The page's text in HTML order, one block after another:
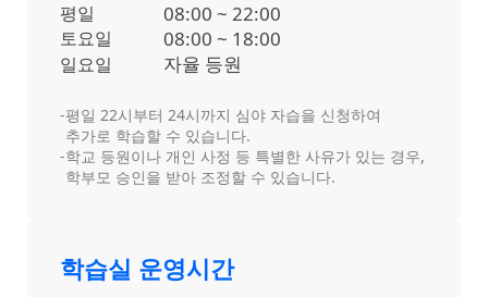
평일 08:00 ~ 22:00
토요일 08:00 ~ 18:00
일요일 자율 등원
-평일 22시부터 24시까지 심야 자습을 신청하여
추가로 학습할 수 있습니다.
-학교 등원이나 개인 사정 등 특별한 사유가 있는 경우,
학부모 승인을 받아 조정할 수 있습니다.
학습실 운영시간